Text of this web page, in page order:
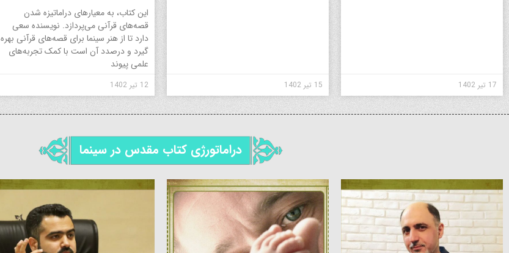
17 تیر 1402 15 تیر 1402
این کتاب، به معیارهای دراماتیزه شدن
قصه‌های قرآنی می‌پردازد. نویسنده سعی
دارد تا از هنر سینما برای قصه‌های قرآنی بهره
گیرد و درصدد آن است با کمک تجربه‌های
علمی پیوند
12 تیر 1402
دراماتورژی کتاب مقدس در سینما